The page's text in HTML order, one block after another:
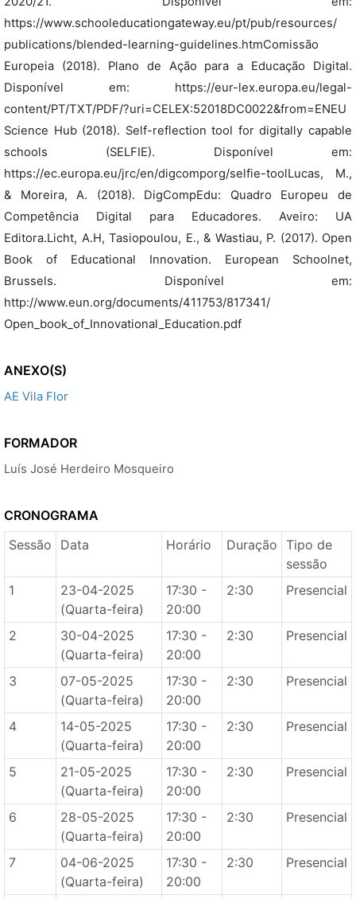
https://www.schooleducationgateway.eu/pt/pub/resources/
publications/blended-learning-guidelines.htmComissão
Europeia (2018). Plano de Ação para a Educação Digital.
Disponível em: https://eur-lex.europa.eu/legal-
content/PT/TXT/PDF/?uri=CELEX:52018DC0022&from=ENEU
Science Hub (2018). Self-reflection tool for digitally capable
schools (SELFIE). Disponível em:
https://ec.europa.eu/jrc/en/digcomporg/selfie-toolLucas, M.,
& Moreira, A. (2018). DigCompEdu: Quadro Europeu de
Competência Digital para Educadores. Aveiro: UA
Editora.Licht, A.H, Tasiopoulou, E., & Wastiau, P. (2017). Open
Book of Educational Innovation. European Schoolnet,
Brussels. Disponível em:
http://www.eun.org/documents/411753/817341/
Open_book_of_Innovational_Education.pdf
ANEXO(S)
AE Vila Flor
FORMADOR
Luís José Herdeiro Mosqueiro
CRONOGRAMA
Sessão
Data Horário Duração Tipo de
sessão
1
23-04-2025
(Quarta-feira)
17:30 -
20:00
2:30 Presencial
2
30-04-2025
(Quarta-feira)
17:30 -
20:00
2:30 Presencial
3
07-05-2025
(Quarta-feira)
17:30 -
20:00
2:30 Presencial
4
14-05-2025
(Quarta-feira)
17:30 -
20:00
2:30 Presencial
5
21-05-2025
(Quarta-feira)
17:30 -
20:00
2:30 Presencial
6
28-05-2025
(Quarta-feira)
17:30 -
20:00
2:30 Presencial
7
04-06-2025
(Quarta-feira)
17:30 -
20:00
2:30 Presencial